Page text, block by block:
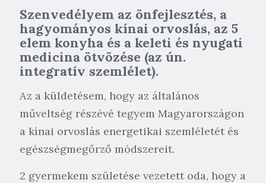
Szenvedélyem az önfejlesztés, a
hagyományos kínai orvoslás, az 5
elem konyha és a keleti és nyugati
medicina ötvözése (az ún.
integratív szemlélet).
Az a küldetésem, hogy az általános
műveltség részévé tegyem Magyarországon
a kínai orvoslás energetikai szemléletét és
egészségmegőrző módszereit.
2 gyermekem születése vezetett oda, hogy a